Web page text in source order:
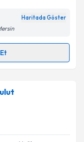
belirtilen
Haritada Göster
takvimi talebi
almanız için bir